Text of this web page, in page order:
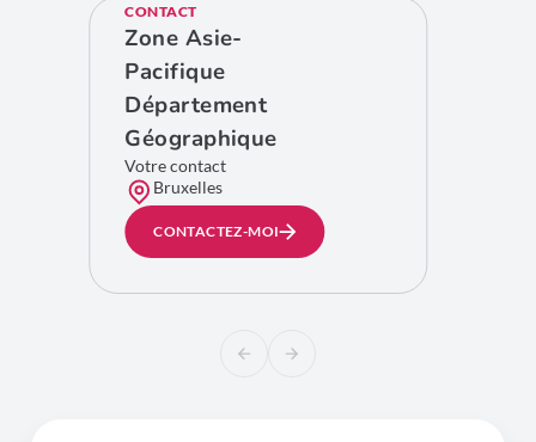
CONTACT
Zone Asie-
Pacifique
Département
Géographique
Votre contact
Bruxelles
CONTACTEZ-MOI